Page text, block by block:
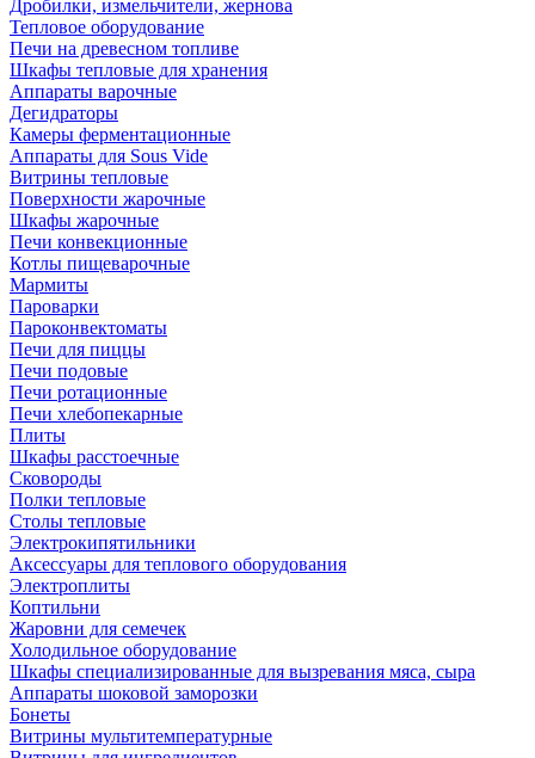
Дробилки, измельчители, жернова
Тепловое оборудование
Печи на древесном топливе
Шкафы тепловые для хранения
Аппараты варочные
Дегидраторы
Камеры ферментационные
Аппараты для Sous Vide
Витрины тепловые
Поверхности жарочные
Шкафы жарочные
Печи конвекционные
Котлы пищеварочные
Мармиты
Пароварки
Пароконвектоматы
Печи для пиццы
Печи подовые
Печи ротационные
Печи хлебопекарные
Плиты
Шкафы расстоечные
Сковороды
Полки тепловые
Столы тепловые
Электрокипятильники
Аксессуары для теплового оборудования
Электроплиты
Коптильни
Жаровни для семечек
Холодильное оборудование
Шкафы специализированные для вызревания мяса, сыра
Аппараты шоковой заморозки
Бонеты
Витрины мультитемпературные